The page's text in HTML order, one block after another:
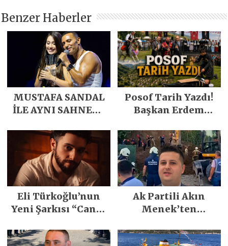
Benzer Haberler
MUSTAFA SANDAL
İLE AYNI SAHNEDE
Posof Tarih Yazdı!
Başkan Erdem
Emeğiyle Son
Yılların En Büyük
Festivali
Gerçekleşti
Eli Türkoğlu’nun
Yeni Şarkısı “Canın
İlgi Gördü!..
Ak Partili Akın
Menek’ten
heyelan sonrası